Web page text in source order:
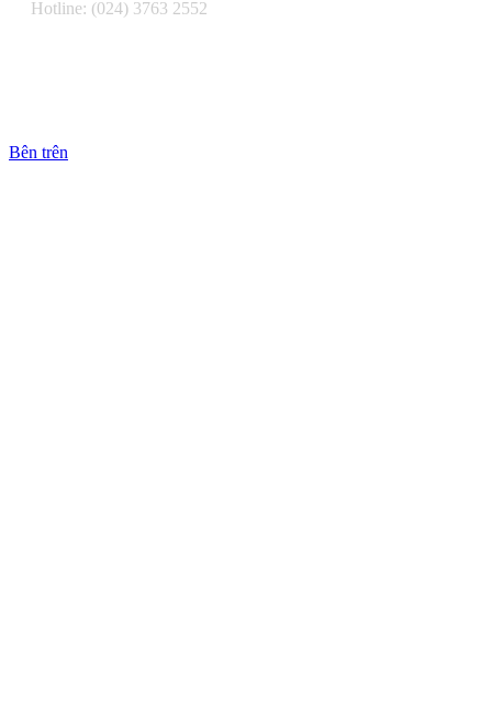
Hotline: (024) 3763 2552
Bên trên